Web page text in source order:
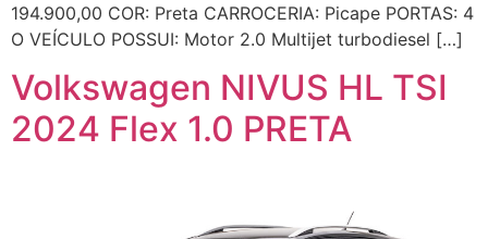
194.900,00 COR: Preta CARROCERIA: Picape PORTAS: 4
O VEÍCULO POSSUI: Motor 2.0 Multijet turbodiesel […]
Volkswagen NIVUS HL TSI
2024 Flex 1.0 PRETA